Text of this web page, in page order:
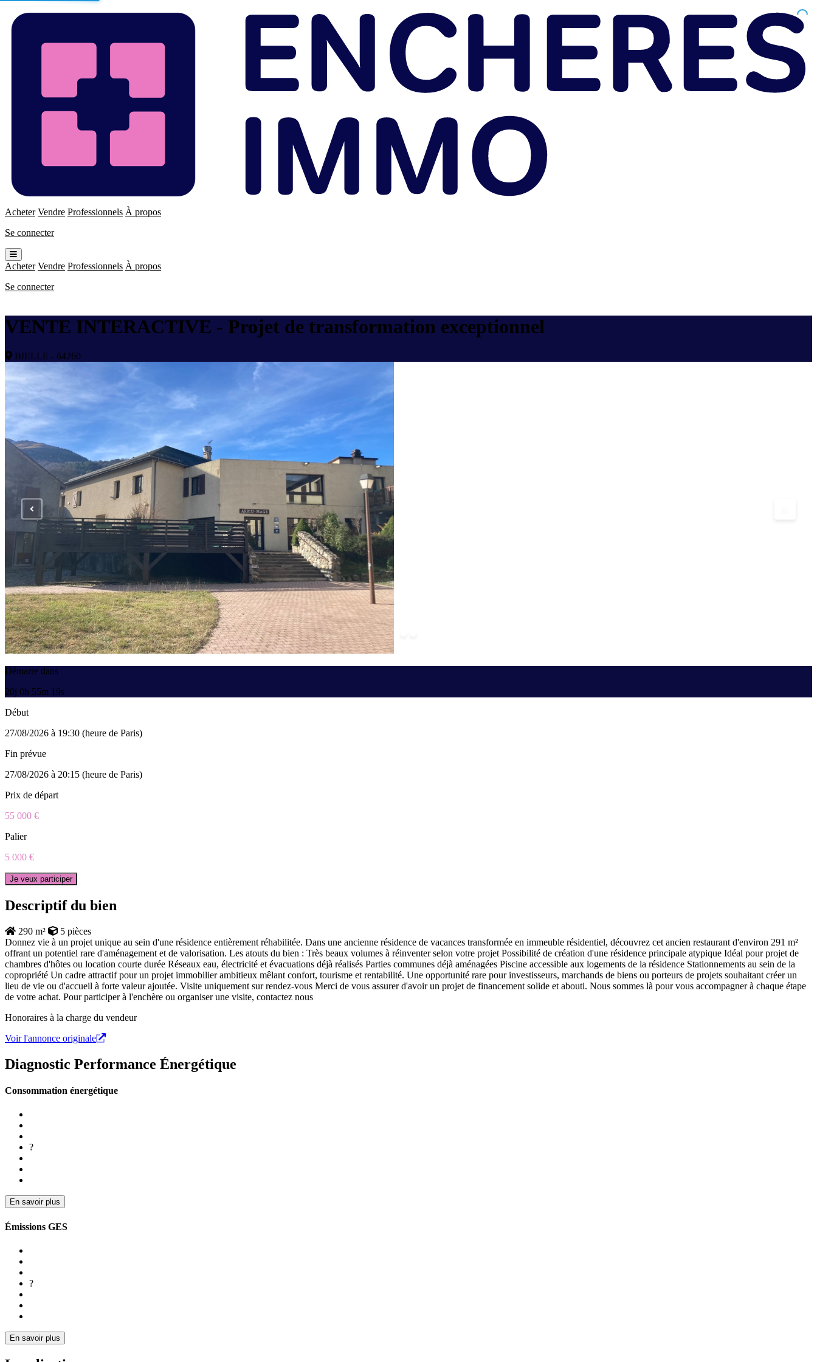
Immo
Acheter Vendre Professionnels À propos
Se connecter
Ouvrir
le
menu
Acheter Vendre Professionnels À propos
Se connecter
VENTE INTERACTIVE - Projet de transformation exceptionnel
BIELLE - 64260
Démarre dans
20j 0h 55m 19s
Début
27/08/2026 à 19:30 (heure de Paris)
Fin prévue
27/08/2026 à 20:15 (heure de Paris)
Prix de départ
55 000 €
Palier
5 000 €
Je veux participer
Descriptif du bien
290 m²
5 pièces
Donnez vie à un projet unique au sein d'une résidence entièrement réhabilitée. Dans une ancienne résidence de vacances transformée en immeuble résidentiel, découvrez cet ancien restaurant d'environ 291 m²
offrant un potentiel rare d'aménagement et de valorisation. Les atouts du bien : Très beaux volumes à réinventer selon votre projet Possibilité de création d'une résidence principale atypique Idéal pour projet de
chambres d'hôtes ou location courte durée Réseaux eau, électricité et évacuations déjà réalisés Parties communes déjà aménagées Piscine accessible aux logements de la résidence Stationnements au sein de la
copropriété Un cadre attractif pour un projet immobilier ambitieux mêlant confort, tourisme et rentabilité. Une opportunité rare pour investisseurs, marchands de biens ou porteurs de projets souhaitant créer un
lieu de vie ou d'accueil à forte valeur ajoutée. Visite uniquement sur rendez-vous Merci de vous assurer d'avoir un projet de financement solide et abouti. Nous sommes là pour vous accompagner à chaque étape
de votre achat. Pour participer à l'enchère ou organiser une visite, contactez nous
Honoraires à la charge du vendeur
Voir l'annonce originale
Diagnostic Performance Énergétique
Consommation énergétique
?
En savoir plus
Émissions GES
?
En savoir plus